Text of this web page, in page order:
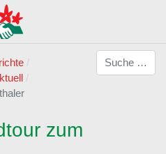
Suchen
zum